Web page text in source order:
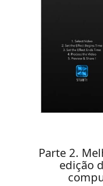
Parte 2.
edição